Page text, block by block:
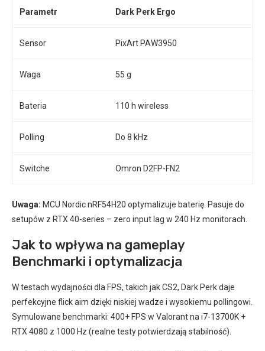
Parametr Dark Perk Ergo
Sensor PixArt PAW3950
Waga 55 g
Bateria 110 h wireless
Polling Do 8 kHz
Switche Omron D2FP-FN2
Uwaga: MCU Nordic nRF54H20 optymalizuje baterię. Pasuje do
setupów z RTX 40-series – zero input lag w 240 Hz monitorach.
Jak to wpływa na gameplay
Benchmarki i optymalizacja
W testach wydajności dla FPS, takich jak CS2, Dark Perk daje
perfekcyjne flick aim dzięki niskiej wadze i wysokiemu pollingowi.
Symulowane benchmarki: 400+ FPS w Valorant na i7-13700K +
RTX 4080 z 1000 Hz (realne testy potwierdzają stabilność).